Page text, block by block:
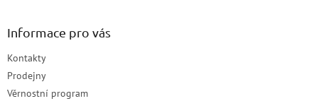
Informace pro vás
Kontakty
Prodejny
Věrnostní program